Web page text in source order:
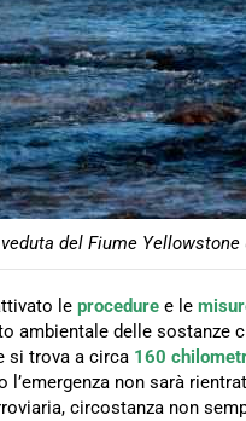
del Fiume
le procedure e le
ambientale delle
si trova a circa 160
l’emergenza non sarà
circostanza non